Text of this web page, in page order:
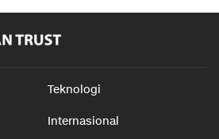
Teknologi
Internasional